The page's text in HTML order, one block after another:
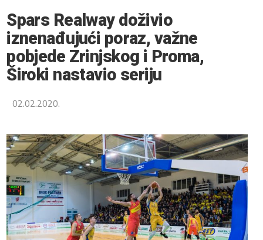
Spars Realway doživio
iznenađujući poraz, važne
pobjede Zrinjskog i Proma,
Široki nastavio seriju
02.02.2020.